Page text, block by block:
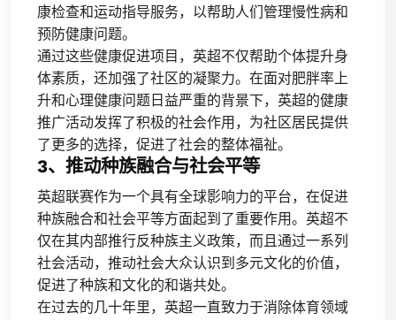
康检查和运动指导服务，以帮助人们管理慢性病和
预防健康问题。
通过这些健康促进项目，英超不仅帮助个体提升身
体素质，还加强了社区的凝聚力。在面对肥胖率上
升和心理健康问题日益严重的背景下，英超的健康
推广活动发挥了积极的社会作用，为社区居民提供
了更多的选择，促进了社会的整体福祉。
3、推动种族融合与社会平等
英超联赛作为一个具有全球影响力的平台，在促进
种族融合和社会平等方面起到了重要作用。英超不
仅在其内部推行反种族主义政策，而且通过一系列
社会活动，推动社会大众认识到多元文化的价值，
促进了种族和文化的和谐共处。
在过去的几十年里，英超一直致力于消除体育领域